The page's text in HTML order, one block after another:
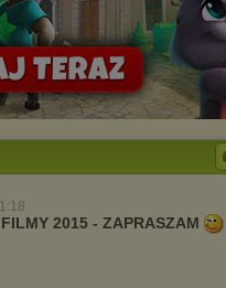
2015 - ZAPRASZAM